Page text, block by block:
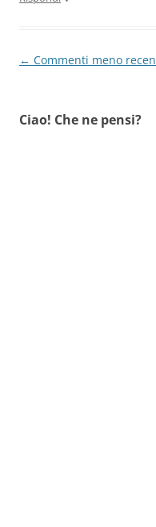
Navigazione
← Commenti meno
Ciao! Che ne pensi?